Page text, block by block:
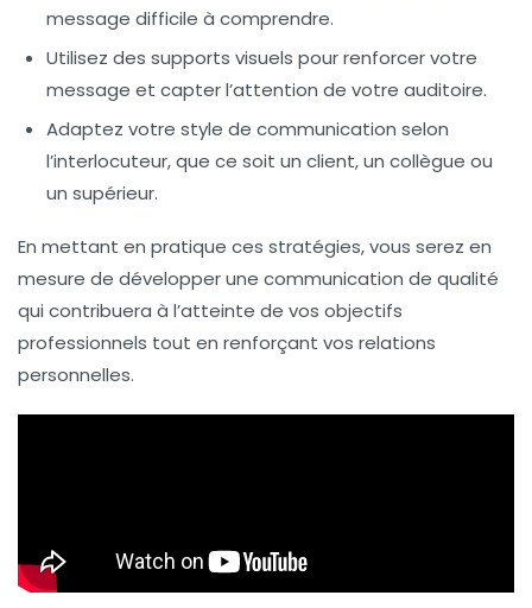
message difficile à comprendre.
Utilisez des supports visuels pour renforcer votre
message et capter l’attention de votre auditoire.
Adaptez votre style de communication selon
l’interlocuteur, que ce soit un client, un collègue ou
un supérieur.
En mettant en pratique ces stratégies, vous serez en
mesure de développer une communication de qualité
qui contribuera à l’atteinte de vos objectifs
professionnels tout en renforçant vos relations
personnelles.